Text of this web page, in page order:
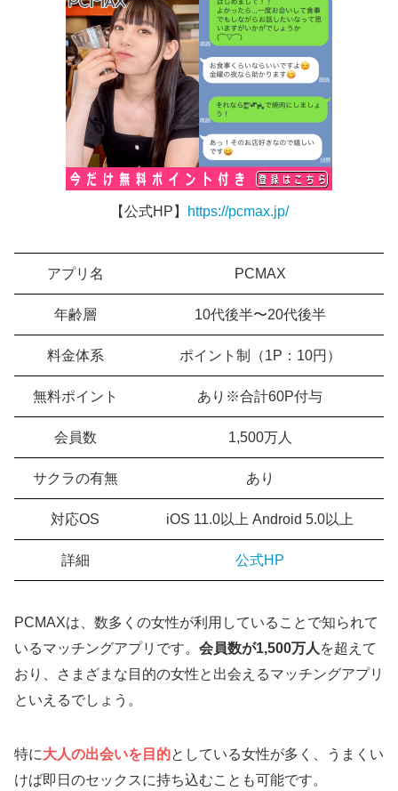
【公式HP】 https://pcmax.jp/
アプリ名 PCMAX
年齢層 10代後半〜20代後半
料金体系 ポイント制（1P：10円）
無料ポイント あり※合計60P付与
会員数 1,500万人
サクラの有無 あり
対応OS iOS 11.0以上 Android 5.0以上
詳細 公式HP
PCMAXは、数多くの女性が利用していることで知られて
いるマッチングアプリです。 会員数が1,500万人 を超えて
おり、さまざまな目的の女性と出会えるマッチングアプリ
といえるでしょう。
特に大人の出会いを目的としている女性が多く、うまくい
けば即日のセックスに持ち込むことも可能です。